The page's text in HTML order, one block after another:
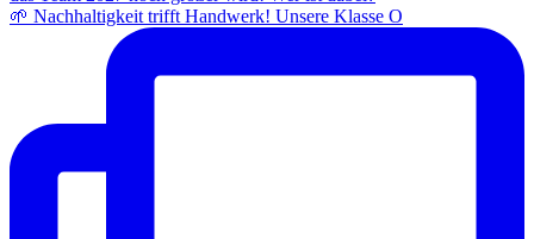
🌱 Nachhaltigkeit trifft Handwerk! Unsere Klasse O